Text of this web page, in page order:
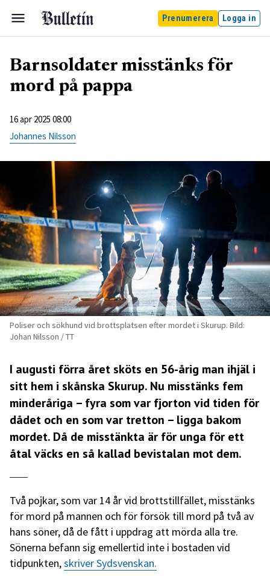
Prenumerera Logga in
Barnsoldater misstänks för
mord på pappa
16 apr 2025 08:00
Johannes Nilsson
Poliser och sökhund vid brottsplatsen efter mordet i Skurup. Bild:
Johan Nilsson / TT
I augusti förra året sköts en 56-årig man ihjäl i
sitt hem i skånska Skurup. Nu misstänks fem
minderåriga – fyra som var fjorton vid tiden för
dådet och en som var tretton – ligga bakom
mordet. Då de misstänkta är för unga för ett
åtal väcks en så kallad bevistalan mot dem.
Två pojkar, som var 14 år vid brottstillfället, misstänks
för mord på mannen och för försök till mord på två av
hans söner, då de fått i uppdrag att mörda alla tre.
Sönerna befann sig emellertid inte i bostaden vid
tidpunkten,skriver Sydsvenskan.